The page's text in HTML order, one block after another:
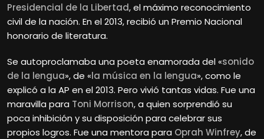
Presidencial de la Libertad, el máximo reconocimiento
civil de la nación. En el 2013, recibió un Premio Nacional
honorario de literatura.
Se autoproclamaba una poeta enamorada del «sonido
de la lengua», de «la música en la lengua», como le
explicó a la AP en el 2013. Pero vivió tantas vidas. Fue una
maravilla para Toni Morrison, a quien sorprendió su
poca inhibición y su disposición para celebrar sus
propios logros. Fue una mentora para Oprah Winfrey, de